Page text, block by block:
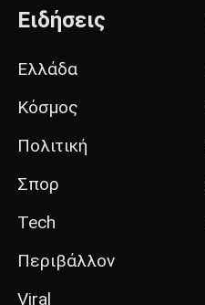
Ειδήσεις
Ελλάδα
Κόσμος
Πολιτική
Σπορ
Tech
Περιβάλλον
Viral